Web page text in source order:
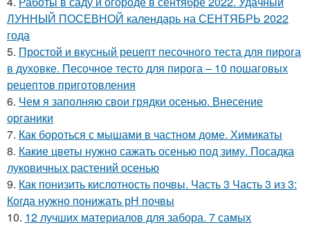
ЛУННЫЙ ПОСЕВНОЙ календарь на СЕНТЯБРЬ 2022
года
5. Простой и вкусный рецепт песочного теста для пирога
в духовке. Песочное тесто для пирога – 10 пошаговых
рецептов приготовления
6. Чем я заполняю свои грядки осенью. Внесение
органики
7. Как бороться с мышами в частном доме. Химикаты
8. Какие цветы нужно сажать осенью под зиму. Посадка
луковичных растений осенью
9. Как понизить кислотность почвы. Часть 3 Часть 3 из 3:
Когда нужно понижать рН почвы
10. 12 лучших материалов для забора. 7 самых